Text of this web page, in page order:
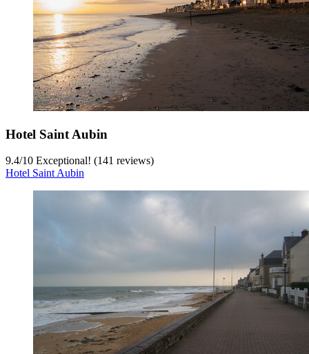
Hotel Saint Aubin
9.4/10 Exceptional! (141 reviews)
Hotel Saint Aubin